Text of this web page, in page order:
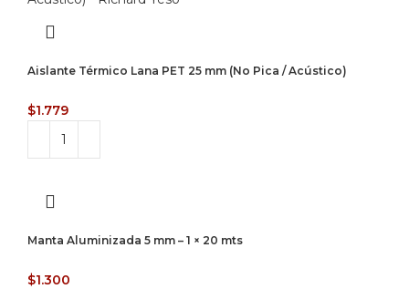
Aislante Térmico Lana PET 25 mm (No Pica / Acústico)
$1.779
Manta Aluminizada 5 mm – 1 × 20 mts
$1.300